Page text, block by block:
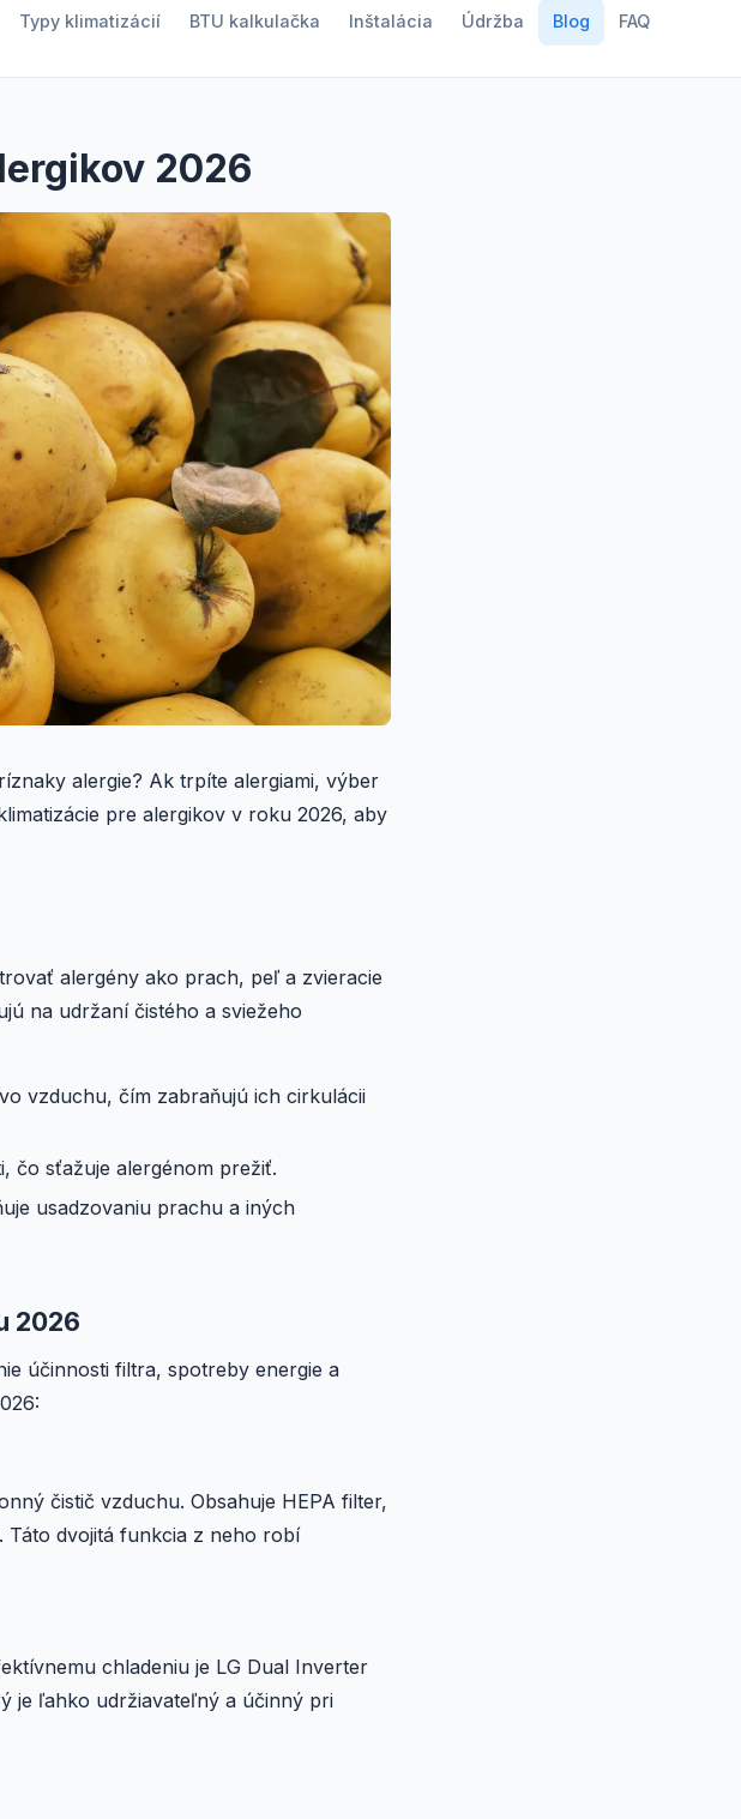
Typy klimatizácií BTU kalkulačka Inštalácia Údržba Blog FAQ
2026
alergie? Ak trpíte alergiami, výber
pre alergikov v roku 2026, aby
alergény ako prach, peľ a zvieracie
na udržaní čistého a sviežeho
vzduchu, čím zabraňujú ich cirkulácii
čo sťažuje alergénom prežiť.
usadzovaniu prachu a iných
2026
účinnosti filtra, spotreby energie a
čistič vzduchu. Obsahuje HEPA filter,
dvojitá funkcia z neho robí
chladeniu je LG Dual Inverter
je ľahko udržiavateľný a účinný pri